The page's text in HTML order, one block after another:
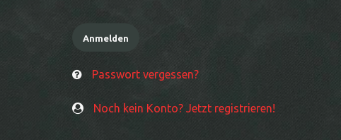
Passwort vergessen?
Noch kein Konto? Jetzt registrieren!